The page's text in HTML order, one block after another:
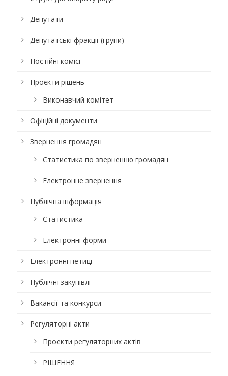
Депутати
Депутатські фракції (групи)
Постійні комісії
Проєкти рішень
Виконавчий комітет
Офіційні документи
Звернення громадян
Статистика по зверненню громадян
Електронне звернення
Публічна інформація
Статистика
Електронні форми
Електронні петиції
Публічні закупівлі
Вакансії та конкурси
Регуляторні акти
Проекти регуляторних актів
РІШЕННЯ